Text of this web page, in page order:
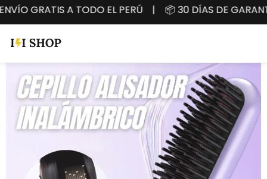
GRATIS A TODO EL PERÚ | 📦 30 DÍAS DE